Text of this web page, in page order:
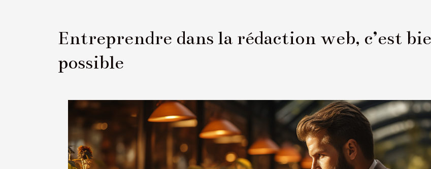
Entreprendre dans la rédaction web, c’est
possible